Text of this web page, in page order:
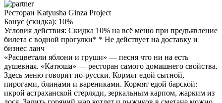
Ресторан Katyusha Ginza Project
Бонус (скидка): 10%
Условия действия: Скидка 10% на всё меню при предъявление
билета с водной прогулки* * Не действует на доставку и
бизнес ланч
«Расцветали яблони и груши» — песня что ни на есть
душевная. «Катюша» — ресторан самого домашнего свойства.
Здесь меню говорит по-русски. Кормят едой сытной,
пирогами, блинами и варениками. Кормят едой барской:
икрой астраханской стерляди, зеркальным карпом, жарким из